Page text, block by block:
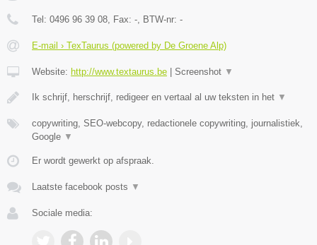
Tel: 0496 96 39 08, Fax: -, BTW-nr: -
E-mail › TexTaurus (powered by De Groene Alp)
Website: http://www.textaurus.be Screenshot ▼
Ik schrijf, herschrijf, redigeer en vertaal al uw teksten in het ▼
copywriting, SEO-webcopy, redactionele copywriting, journalistiek,
Google ▼
Er wordt gewerkt op afspraak.
Laatste facebook posts ▼
Sociale media: